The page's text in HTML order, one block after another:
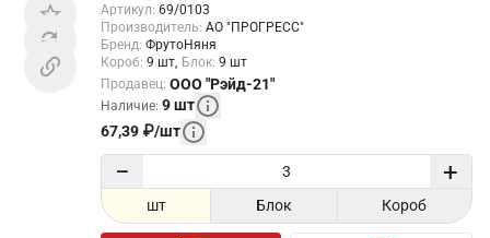
Артикул: 69/0103
Производитель: АО "ПРОГРЕСС"
Бренд: ФрутоНяня
Короб: 9 шт Блок: 9 шт
Продавец: ООО "Рэйд-21"
Наличие: 9шт
67,39 ₽/шт
− +
шт Блок Короб